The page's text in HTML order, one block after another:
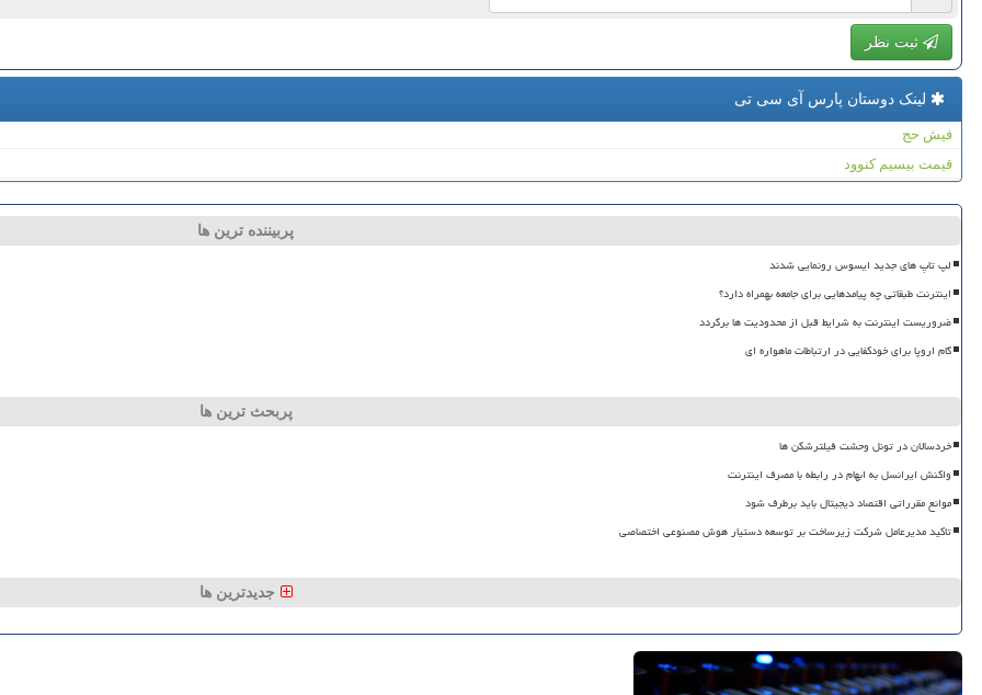
ثبت نظر
لینک دوستان پارس آی سی تی
فیش حج
قیمت بیسیم کنوود
پربیننده ترین ها
لپ تاپ های جدید ایسوس رونمایی شدند
اینترنت طبقاتی چه پیامدهایی برای جامعه بهمراه دارد؟
ضروریست اینترنت به شرایط قبل از محدودیت ها برگردد
گام اروپا برای خودکفایی در ارتباطات ماهواره ای
پربحث ترین ها
خردسالان در تونل وحشت فیلترشکن ها
واکنش ایرانسل به ابهام در رابطه با مصرف اینترنت
موانع مقرراتی اقتصاد دیجیتال باید برطرف شود
تاکید مدیرعامل شرکت زیرساخت بر توسعه دستیار هوش مصنوعی اختصاصی
جدیدترین ها